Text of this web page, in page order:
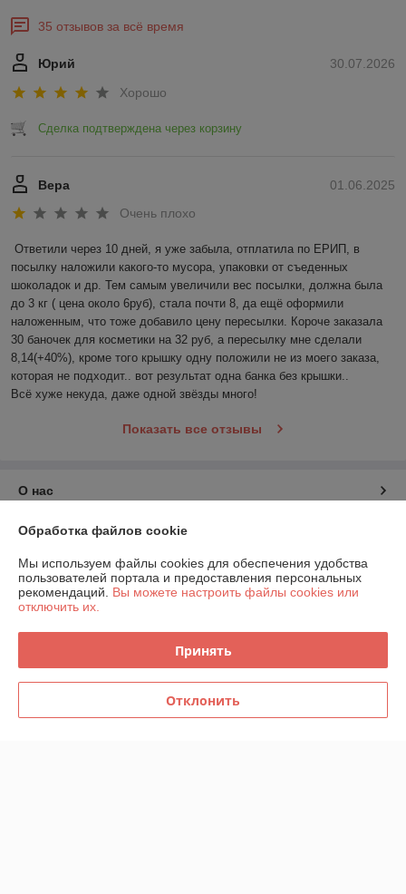
35 отзывов за всё время
30.07.2026
Юрий
Хорошо
Сделка подтверждена через корзину
01.06.2025
Вера
Очень плохо
Ответили через 10 дней, я уже забыла, отплатила по ЕРИП, в
посылку наложили какого-то мусора, упаковки от съеденных
шоколадок и др. Тем самым увеличили вес посылки, должна была
до 3 кг ( цена около 6руб), стала почти 8, да ещё оформили
наложенным, что тоже добавило цену пересылки. Короче заказала
30 баночек для косметики на 32 руб, а пересылку мне сделали
8,14(+40%), кроме того крышку одну положили не из моего заказа,
которая не подходит.. вот результат одна банка без крышки..
Всё хуже некуда, даже одной звёзды много!
Показать все отзывы
О нас
Контакты
Доставка и оплата
Политика обработки cookies
Обработка файлов cookie
Мы используем файлы cookies для обеспечения удобства
пользователей портала и предоставления персональных
рекомендаций. Вы можете настроить файлы cookies или
отключить их.
Принять
Отклонить